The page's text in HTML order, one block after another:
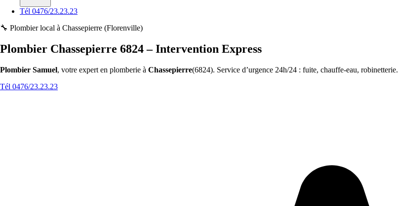
Tél 0476/23.23.23
🔧 Plombier local à Chassepierre (Florenville)
Plombier Chassepierre 6824 – Intervention Express
Plombier Samuel, votre expert en plomberie à Chassepierre(6824). Service d’urgence 24h/24 : fuite, chauffe-eau, robinetterie.
Tél 0476/23.23.23